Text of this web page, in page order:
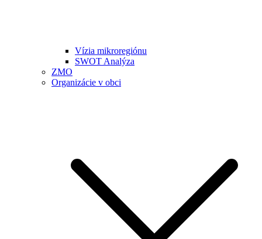
Vízia mikroregiónu
SWOT Analýza
ZMO
Organizácie v obci